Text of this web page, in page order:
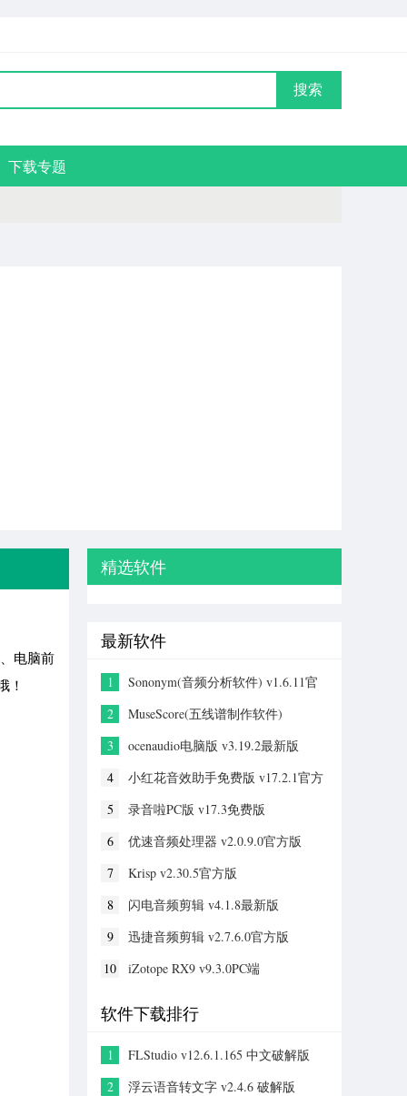
搜索
下载专题
电脑前
！
精选软件
最新软件
1
Sononym(音频分析软件) v1.6.11官
2
MuseScore(五线谱制作软件)
3
ocenaudio电脑版 v3.19.2最新版
4
小红花音效助手免费版 v17.2.1官方
5
录音啦PC版 v17.3免费版
6
优速音频处理器 v2.0.9.0官方版
7
Krisp v2.30.5官方版
8
闪电音频剪辑 v4.1.8最新版
9
迅捷音频剪辑 v2.7.6.0官方版
10
iZotope RX9 v9.3.0PC端
软件下载排行
1
FLStudio v12.6.1.165 中文破解版
2
浮云语音转文字 v2.4.6 破解版